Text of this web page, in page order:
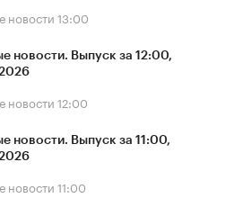
новости13:00
новости. Выпуск за 12:00,
новости12:00
новости. Выпуск за 11:00,
новости11:00